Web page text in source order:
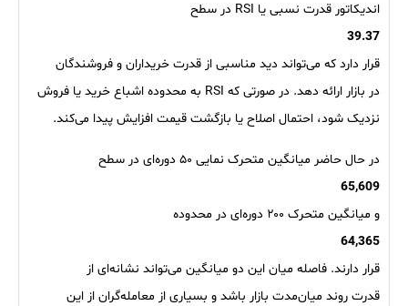
اندیکاتور قدرت نسبی یا RSI در سطح
39.37
قرار دارد که می‌تواند دید مناسبی از قدرت خریداران و فروشندگان
در بازار ارائه دهد. در صورتی که RSI به محدوده اشباع خرید یا فروش
نزدیک شود، احتمال اصلاح یا بازگشت قیمت افزایش پیدا می‌کند.
در حال حاضر میانگین متحرک نمایی ۵۰ دوره‌ای در سطح
65,609
و میانگین متحرک ۲۰۰ دوره‌ای در محدوده
64,365
قرار دارند. فاصله میان این دو میانگین می‌تواند نشانه‌ای از
قدرت روند میان‌مدت بازار باشد و بسیاری از معامله‌گران از این